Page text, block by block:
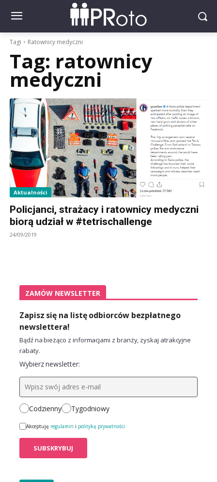
Tagi Ratownicy medyczni
Tag: ratownicy
medyczni
Aktualności
Policjanci, strażacy i ratownicy medyczni
biorą udział w #tetrischallenge
24/09/2019
ZAMÓW NEWSLETTER
Zapisz się na listę odbiorców bezpłatnego
newslettera!
Bądź na bieżąco z informacjami z branży, zyskaj atrakcyjne
rabaty.
Wybierz newsletter:
Codzienny Tygodniowy
Akceptuję regulamin i politykę prywatności